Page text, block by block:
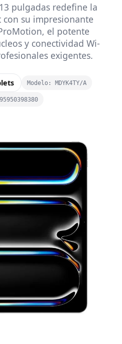
pulgadas redefine la
su impresionante
el potente
y conectividad Wi-
exigentes.
Modelo: MDYK4TY/A